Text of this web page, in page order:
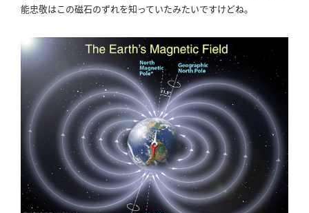
能忠敬はこの磁石のずれを知っていたみたいですけどね。